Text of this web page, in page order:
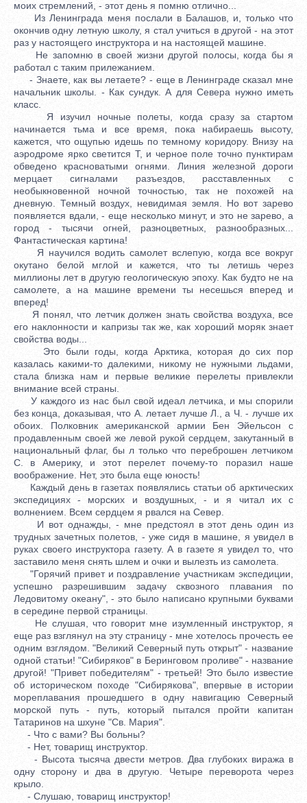
моих стремлений, - этот день я помню отлично...
Из Ленинграда меня послали в Балашов, и, только что
окончив одну летную школу, я стал учиться в другой - на этот
раз у настоящего инструктора и на настоящей машине.
Не запомню в своей жизни другой полосы, когда бы я
работал с таким прилежанием.
- Знаете, как вы летаете? - еще в Ленинграде сказал мне
начальник школы. - Как сундук. А для Севера нужно иметь
класс.
Я изучил ночные полеты, когда сразу за стартом
начинается тьма и все время, пока набираешь высоту,
кажется, что ощупью идешь по темному коридору. Внизу на
аэродроме ярко светится Т, и черное поле точно пунктирам
обведено красноватыми огнями. Линия железной дороги
мерцает сигналами разъездов, расставленных с
необыкновенной ночной точностью, так не похожей на
дневную. Темный воздух, невидимая земля. Но вот зарево
появляется вдали, - еще несколько минут, и это не зарево, а
город - тысячи огней, разноцветных, разнообразных...
Фантастическая картина!
Я научился водить самолет вслепую, когда все вокруг
окутано белой мглой и кажется, что ты летишь через
миллионы лет в другую геологическую эпоху. Как будто не на
самолете, а на машине времени ты несешься вперед и
вперед!
Я понял, что летчик должен знать свойства воздуха, все
его наклонности и капризы так же, как хороший моряк знает
свойства воды...
Это были годы, когда Арктика, которая до сих пор
казалась какими-то далекими, никому не нужными льдами,
стала близка нам и первые великие перелеты привлекли
внимание всей страны.
У каждого из нас был свой идеал летчика, и мы спорили
без конца, доказывая, что А. летает лучше Л., а Ч. - лучше их
обоих. Полковник американской армии Бен Эйельсон с
продавленным своей же левой рукой сердцем, закутанный в
национальный флаг, бы л только что переброшен летчиком
С. в Америку, и этот перелет почему-то поразил наше
воображение. Нет, это была еще юность!
Каждый день в газетах появлялись статьи об арктических
экспедициях - морских и воздушных, - и я читал их с
волнением. Всем сердцем я рвался на Север.
И вот однажды, - мне предстоял в этот день один из
трудных зачетных полетов, - уже сидя в машине, я увидел в
руках своего инструктора газету. А в газете я увидел то, что
заставило меня снять шлем и очки и вылезть из самолета.
"Горячий привет и поздравление участникам экспедиции,
успешно разрешившим задачу сквозного плавания по
Ледовитому океану", - это было написано крупными буквами
в середине первой страницы.
Не слушая, что говорит мне изумленный инструктор, я
еще раз взглянул на эту страницу - мне хотелось прочесть ее
одним взглядом. "Великий Северный путь открыт" - название
одной статьи! "Сибиряков" в Беринговом проливе" - название
другой! "Привет победителям" - третьей! Это было известие
об историческом походе "Сибирякова", впервые в истории
мореплавания прошедшего в одну навигацию Северный
морской путь - путь, который пытался пройти капитан
Татаринов на шхуне "Св. Мария".
- Что с вами? Вы больны?
- Нет, товарищ инструктор.
- Высота тысяча двести метров. Два глубоких виража в
одну сторону и два в другую. Четыре переворота через
крыло.
- Слушаю, товарищ инструктор!